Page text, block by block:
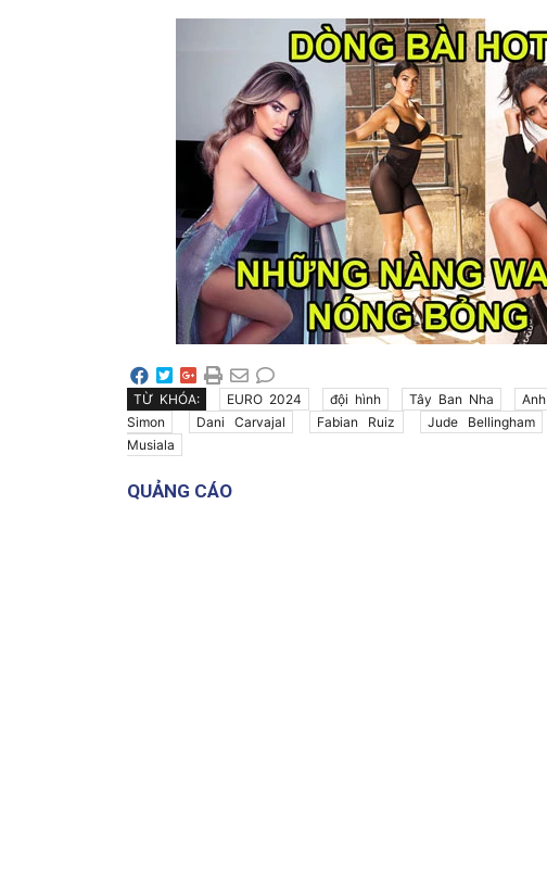
TỪ KHÓA: EURO 2024 đội hình Tây Ban Nha Anh
Simon
Dani Carvajal Fabian Ruiz Jude Bellingham
Musiala
QUẢNG CÁO